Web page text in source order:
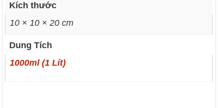
Kích thước
10 × 10 × 20 cm
Dung Tích
1000ml (1 Lít)